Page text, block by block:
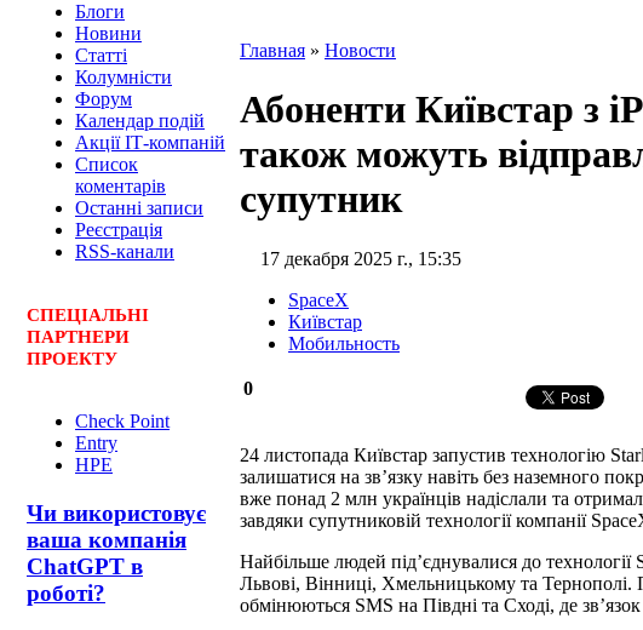
Блоги
Новини
Статті
Колумністи
Форум
Календар подій
Акції ІТ-компаній
Список
коментарів
Останні записи
Реєстрація
RSS-канали
СПЕЦІАЛЬНІ
ПАРТНЕРИ
ПРОЕКТУ
Check Point
Entry
HPE
Чи використовує
ваша компанія
ChatGPT в
роботі?
Главная » Новости
Абоненти Київстар з
також можуть
супутник
17 декабря 2025 г., 15:35
SpaceX
Київстар
Мобильность
0
24 листопада Київстар запустив технологію
залишатися на зв’язку навіть без наземного
вже понад 2 млн українців надіслали та
завдяки супутниковій технології компанії
Найбільше людей під’єднувалися до
Львові, Вінниці, Хмельницькому та Тернополі.
обмінюються SMS на Півдні та Сході, де